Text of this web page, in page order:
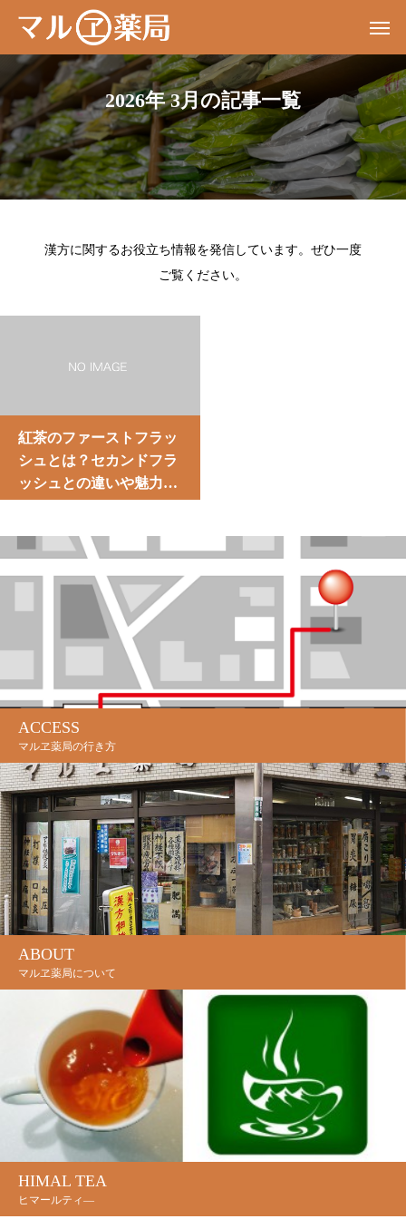
2026年 3月の記事一覧
漢方に関するお役立ち情報を発信しています。ぜひ一度
ご覧ください。
紅茶のファーストフラッ
シュとは？セカンドフラ
ッシュとの違いや魅力を
ACCESS
マルヱ薬局の行き方
ABOUT
マルヱ薬局について
HIMAL TEA
ヒマールティ―